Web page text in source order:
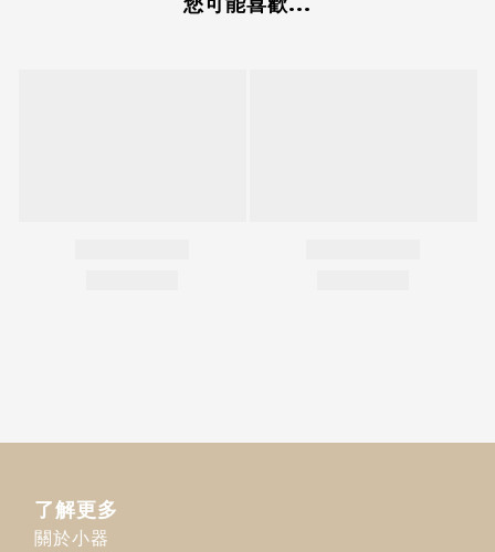
了解更多
關於小器